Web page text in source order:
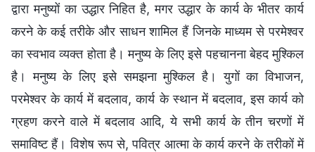
द्वारा मनुष्यों का उद्धार निहित है, मगर उद्धार के कार्य के भीतर कार्य
करने के कई तरीके और साधन शामिल हैं जिनके माध्यम से परमेश्वर
का स्वभाव व्यक्त होता है। मनुष्य के लिए इसे पहचानना बेहद मुश्किल
है। मनुष्य के लिए इसे समझना मुश्किल है। युगों का विभाजन,
परमेश्वर के कार्य में बदलाव, कार्य के स्थान में बदलाव, इस कार्य को
ग्रहण करने वाले में बदलाव आदि, ये सभी कार्य के तीन चरणों में
समाविष्ट हैं। विशेष रूप से, पवित्र आत्मा के कार्य करने के तरीकों में